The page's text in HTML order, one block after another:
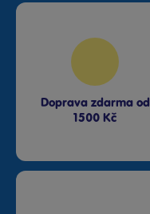
Doprava zdarma od
1500 Kč